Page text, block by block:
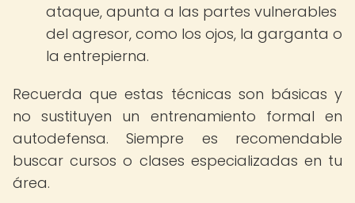
ataque, apunta a las partes vulnerables
del agresor, como los ojos, la garganta o
la entrepierna.
Recuerda que estas técnicas son básicas y
no sustituyen un entrenamiento formal en
autodefensa. Siempre es recomendable
buscar cursos o clases especializadas en tu
área.